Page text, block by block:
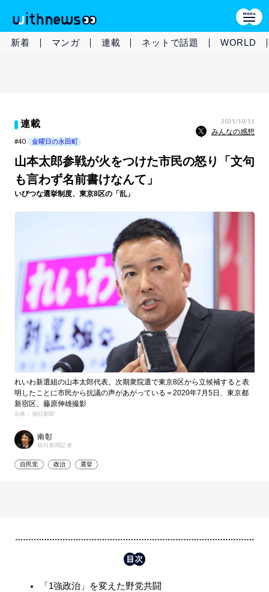
新着 マンガ 連載 ネットで話題 WORLD
連載 2021/10/11
みんなの感想
#40 金曜日の永田町
山本太郎参戦が火をつけた市民の怒り「文句
も言わず名前書けなんて」
いびつな選挙制度、東京8区の「乱」
れいわ新選組の山本太郎代表。次期衆院選で東京8区から立候補すると表
明したことに市民から抗議の声があがっている＝2020年7月5日、東京都
新宿区、藤原伸雄撮影
出典： 朝日新聞
南彰
朝日新聞記者
自民党 政治 選挙
「1強政治」を変えた野党共闘